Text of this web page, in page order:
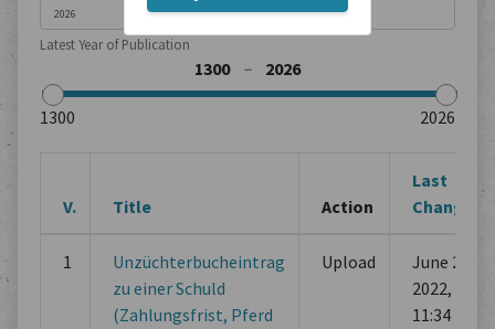
Latest Year of Publication
V. Title Action
Last
Change
1
Unzüchterbucheintrag
zu einer Schuld
(Zahlungsfrist, Pferd
Upload
June 29,
2022,
11:34